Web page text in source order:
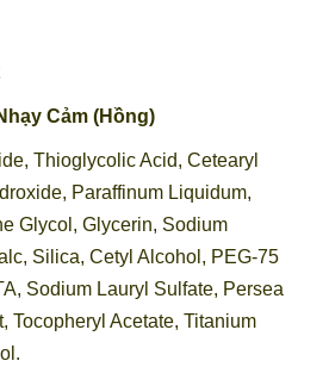
Cảm (Hồng)
Thioglycolic Acid, Cetearyl
Paraffinum Liquidum,
Glycol, Glycerin, Sodium
Silica, Cetyl Alcohol, PEG-75
Sodium Lauryl Sulfate, Persea
Tocopheryl Acetate, Titanium